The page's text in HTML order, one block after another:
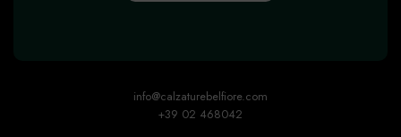
info@calzaturebelfiore.com
+39 02 468042